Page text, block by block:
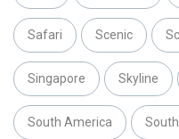
Safari Scenic
Singapore Skyline
South America